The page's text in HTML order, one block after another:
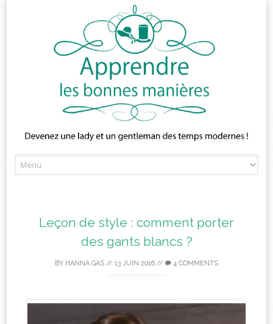
to
Leçon de style : comment porter
des gants blancs ?
BY HANNA GAS // 13 JUIN 2016 // 4 COMMENTS